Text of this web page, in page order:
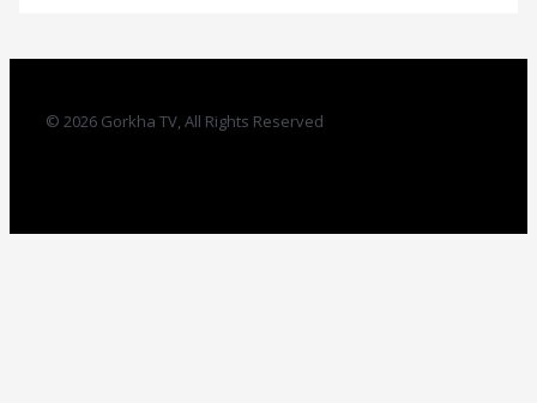
© 2026 Gorkha TV, All Rights Reserved